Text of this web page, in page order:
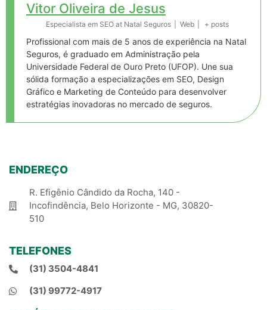
Vitor Oliveira de Jesus
Especialista em SEO at Natal Seguros Web + posts
Profissional com mais de 5 anos de experiência na Natal
Seguros, é graduado em Administração pela
Universidade Federal de Ouro Preto (UFOP). Une sua
sólida formação a especializações em SEO, Design
Gráfico e Marketing de Conteúdo para desenvolver
estratégias inovadoras no mercado de seguros.
ENDEREÇO
R. Efigênio Cândido da Rocha, 140 -
Incofindência, Belo Horizonte - MG, 30820-
510
TELEFONES
(31) 3504-4841
(31) 99772-4917